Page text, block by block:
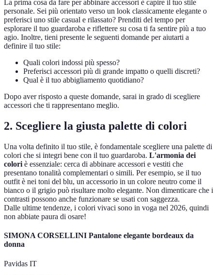
La prima cosa da fare per abbinare accessori è capire il tuo stile
personale. Sei più orientato verso un look classicamente elegante o
preferisci uno stile casual e rilassato? Prenditi del tempo per
esplorare il tuo guardaroba e riflettere su cosa ti fa sentire più a tuo
agio. Inoltre, tieni presente le seguenti domande per aiutarti a
definire il tuo stile:
Quali colori indossi più spesso?
Preferisci accessori più di grande impatto o quelli discreti?
Qual è il tuo abbigliamento quotidiano?
Dopo aver risposto a queste domande, sarai in grado di scegliere
accessori che ti rappresentano meglio.
2. Scegliere la giusta palette di colori
Una volta definito il tuo stile, è fondamentale scegliere una palette di
colori che si integri bene con il tuo guardaroba. L'armonia dei
colori è essenziale: cerca di abbinare accessori e vestiti che
presentano tonalità complementari o simili. Per esempio, se il tuo
outfit è nei toni del blu, un accessorio in un colore neutro come il
bianco o il grigio può risultare molto elegante. Non dimenticare che i
contrasti possono anche funzionare se usati con saggezza.
Dalle ultime tendenze, i colori vivaci sono in voga nel 2026, quindi
non abbiate paura di osare!
SIMONA CORSELLINI Pantalone elegante bordeaux da
donna
Pavidas IT